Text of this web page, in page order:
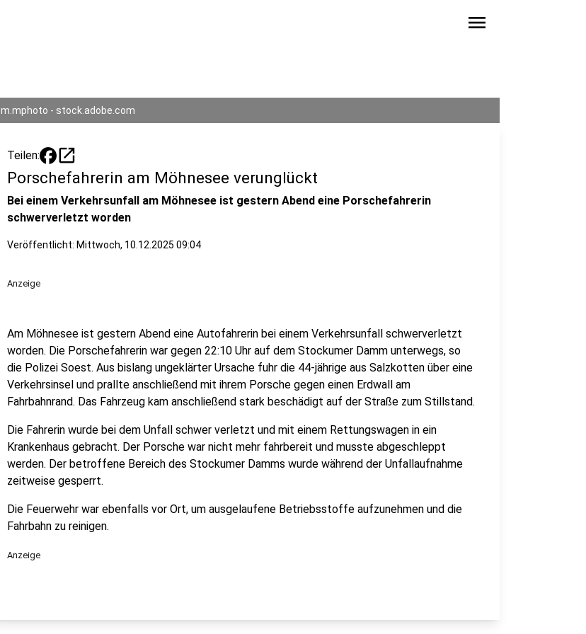
menu
m.mphoto - stock.adobe.com
Teilen: open_in_new
Porschefahrerin am Möhnesee verunglückt
Bei einem Verkehrsunfall am Möhnesee ist gestern Abend eine Porschefahrerin
schwerverletzt worden
Veröffentlicht: Mittwoch, 10.12.2025 09:04
Anzeige
Am Möhnesee ist gestern Abend eine Autofahrerin bei einem Verkehrsunfall schwerverletzt
worden. Die Porschefahrerin war gegen 22:10 Uhr auf dem Stockumer Damm unterwegs, so
die Polizei Soest. Aus bislang ungeklärter Ursache fuhr die 44-jährige aus Salzkotten über eine
Verkehrsinsel und prallte anschließend mit ihrem Porsche gegen einen Erdwall am
Fahrbahnrand. Das Fahrzeug kam anschließend stark beschädigt auf der Straße zum Stillstand.
Die Fahrerin wurde bei dem Unfall schwer verletzt und mit einem Rettungswagen in ein
Krankenhaus gebracht. Der Porsche war nicht mehr fahrbereit und musste abgeschleppt
werden. Der betroffene Bereich des Stockumer Damms wurde während der Unfallaufnahme
zeitweise gesperrt.
Die Feuerwehr war ebenfalls vor Ort, um ausgelaufene Betriebsstoffe aufzunehmen und die
Fahrbahn zu reinigen.
Anzeige